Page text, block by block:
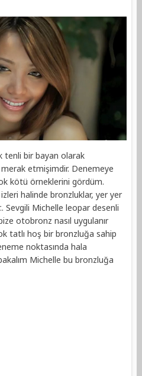
tenli bir bayan olarak
etmişimdir. Denemeye
kötü örneklerini gördüm.
halinde bronzluklar, yer yer
Sevgili Michelle leopar desenli
otobronz nasıl uygulanır
tatlı hoş bir bronzluğa sahip
noktasında hala
Michelle bu bronzluğa